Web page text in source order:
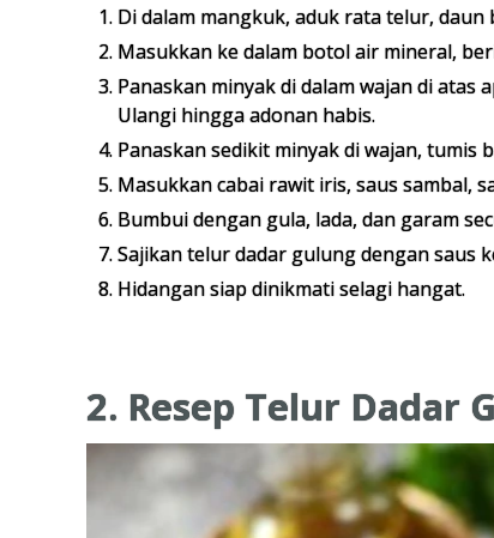
Di dalam mangkuk, aduk rata telur,
Masukkan ke dalam botol air mineral,
Panaskan minyak di dalam wajan di
Ulangi hingga adonan habis.
Panaskan sedikit minyak di wajan, tumis
Masukkan cabai rawit iris, saus sambal,
Bumbui dengan gula, lada, dan garam
Sajikan telur dadar gulung dengan saus
Hidangan siap dinikmati selagi hangat.
2. Resep Telur Dadar